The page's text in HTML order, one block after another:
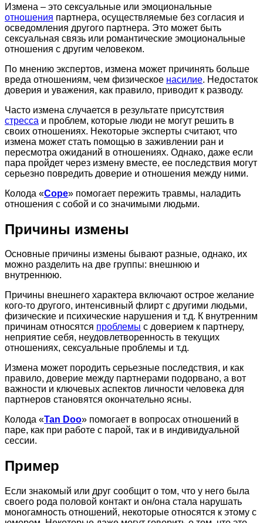
Измена – это сексуальные или эмоциональные
отношения партнера, осуществляемые без согласия и
осведомления другого партнера. Это может быть
сексуальная связь или романтические эмоциональные
отношения с другим человеком.
По мнению экспертов, измена может причинять больше
вреда отношениям, чем физическое насилие. Недостаток
доверия и уважения, как правило, приводит к разводу.
Часто измена случается в результате присутствия
стресса и проблем, которые люди не могут решить в
своих отношениях. Некоторые эксперты считают, что
измена может стать помощью в заживлении ран и
пересмотра ожиданий в отношениях. Однако, даже если
пара пройдет через измену вместе, ее последствия могут
серьезно повредить доверие и отношения между ними.
Колода «Cope» помогает пережить травмы, наладить
отношения с собой и со значимыми людьми.
Причины измены
Основные причины измены бывают разные, однако, их
можно разделить на две группы: внешнюю и
внутреннюю.
Причины внешнего характера включают острое желание
кого-то другого, интенсивный флирт с другими людьми,
физические и психические нарушения и т.д. К внутренним
причинам относятся проблемы с доверием к партнеру,
неприятие себя, неудовлетворенность в текущих
отношениях, сексуальные проблемы и т.д.
Измена может породить серьезные последствия, и как
правило, доверие между партнерами подорвано, а вот
важности и ключевых аспектов личности человека для
партнеров становятся окончательно ясны.
Колода «Tan Doo» помогает в вопросах отношений в
паре, как при работе с парой, так и в индивидуальной
сессии.
Пример
Если знакомый или друг сообщит о том, что у него была
своего рода половой контакт и он/она стала нарушать
моногамность отношений, некоторые относятся к этому с